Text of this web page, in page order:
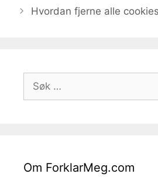
Hvordan fjerne alle
Søk
etter:
Om ForklarMeg.com